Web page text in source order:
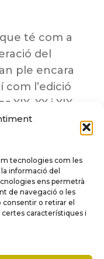
tecnologies com les
informació del
ens permetrà
de navegació o les
o retirar el
característiques i
té com a
del
ple encara
com l’edició
XIX, XX i XIX
a ©Columna